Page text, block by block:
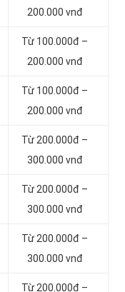
200.000 vnđ
Từ 100.000đ –
200.000 vnđ
Từ 100.000đ –
200.000 vnđ
Từ 200.000đ –
300.000 vnđ
Từ 200.000đ –
300.000 vnđ
Từ 200.000đ –
300.000 vnđ
Từ 200.000đ –